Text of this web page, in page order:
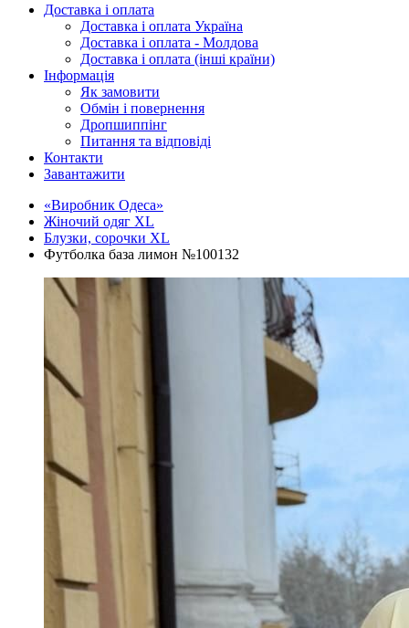
Доставка і оплата
Доставка і оплата Україна
Доставка і оплата - Молдова
Доставка і оплата (інші країни)
Інформація
Як замовити
Обмін і повернення
Дропшиппінг
Питання та відповіді
Контакти
Завантажити
«Виробник Одеса»
Жіночий одяг XL
Блузки, сорочки XL
Футболка база лимон №100132